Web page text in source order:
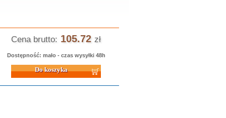
Cena brutto: 105.72 zł
Dostępność: mało - czas wysyłki 48h
koszyka